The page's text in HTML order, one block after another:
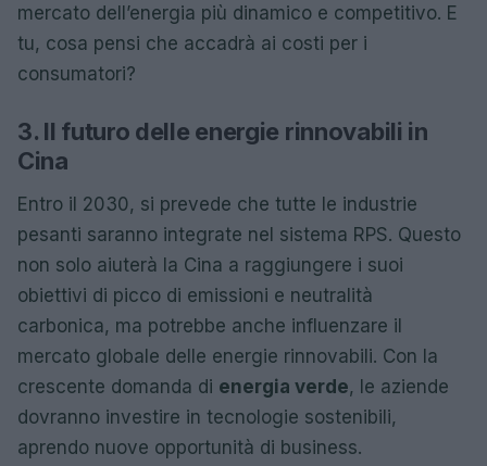
mercato dell’energia più dinamico e competitivo. E
tu, cosa pensi che accadrà ai costi per i
consumatori?
3. Il futuro delle energie rinnovabili in
Cina
Entro il 2030, si prevede che tutte le industrie
pesanti saranno integrate nel sistema RPS. Questo
non solo aiuterà la Cina a raggiungere i suoi
obiettivi di picco di emissioni e neutralità
carbonica, ma potrebbe anche influenzare il
mercato globale delle energie rinnovabili. Con la
crescente domanda di energia verde, le aziende
dovranno investire in tecnologie sostenibili,
aprendo nuove opportunità di business.